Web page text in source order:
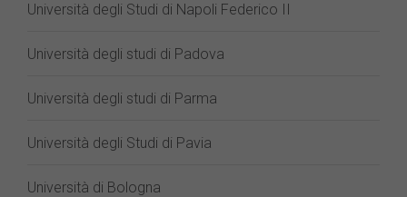
Università degli Studi di Napoli Federico II
Università degli studi di Padova
Università degli studi di Parma
Università degli Studi di Pavia
Università di Bologna